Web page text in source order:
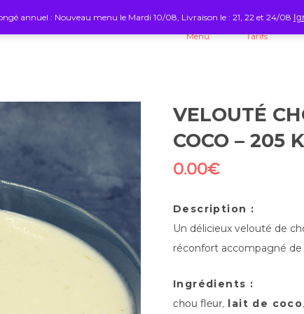
Menu Tarifs
VELOUTÉ
COCO – 205
0.00€
Description :
Un délicieux velouté de
réconfort accompagné de
Ingrédients :
chou fleur, lait de coco
annuel : Nouveau menu le Mardi 10/08, Livraison le : 21, 22 et 24/08